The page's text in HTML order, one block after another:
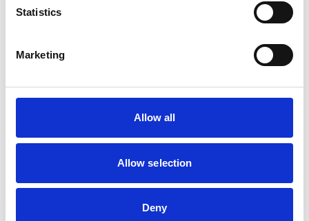
Statistics
Marketing
Allow all
Allow selection
Deny